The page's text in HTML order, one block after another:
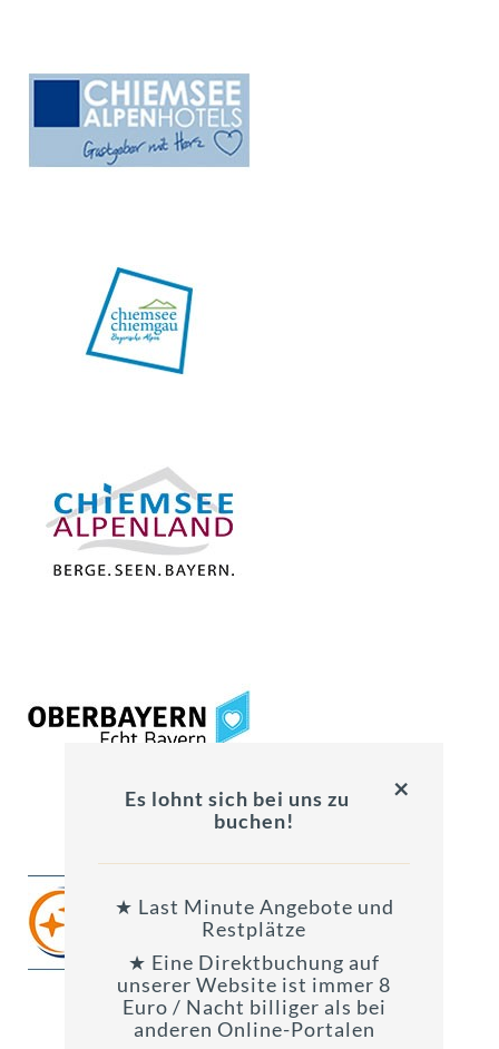
×
Es lohnt sich bei uns zu
buchen!
★ Last Minute Angebote und
Restplätze
★ Eine Direktbuchung auf
unserer Website ist immer 8
Euro / Nacht billiger als bei
anderen Online-Portalen